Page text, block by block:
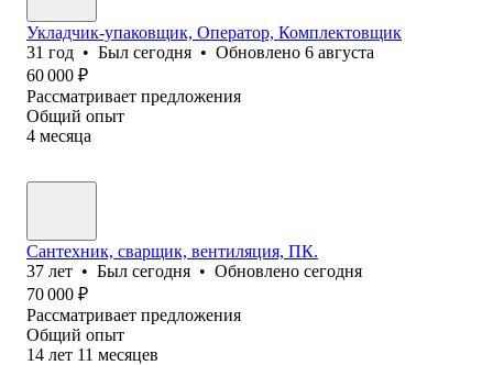
Укладчик-упаковщик, Оператор, Комплектовщик
31 год • Был сегодня • Обновлено 6 августа
60 000 ₽
Рассматривает предложения
Общий опыт
4 месяца
Сантехник, сварщик, вентиляция, ПК.
37 лет • Был сегодня • Обновлено сегодня
70 000 ₽
Рассматривает предложения
Общий опыт
14 лет 11 месяцев